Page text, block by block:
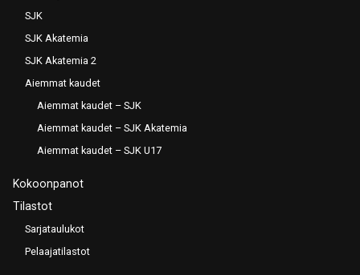
SJK
SJK Akatemia
SJK Akatemia 2
Aiemmat kaudet
Aiemmat kaudet – SJK
Aiemmat kaudet – SJK Akatemia
Aiemmat kaudet – SJK U17
Kokoonpanot
Tilastot
Sarjataulukot
Pelaajatilastot